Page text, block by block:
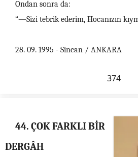
Ondan sonra da:
“—Sizi tebrik ederim, Hocanızın
28. 09. 1995 - Sincan / ANKARA
374
44. ÇOK FARKLI BİR
DERGÂH